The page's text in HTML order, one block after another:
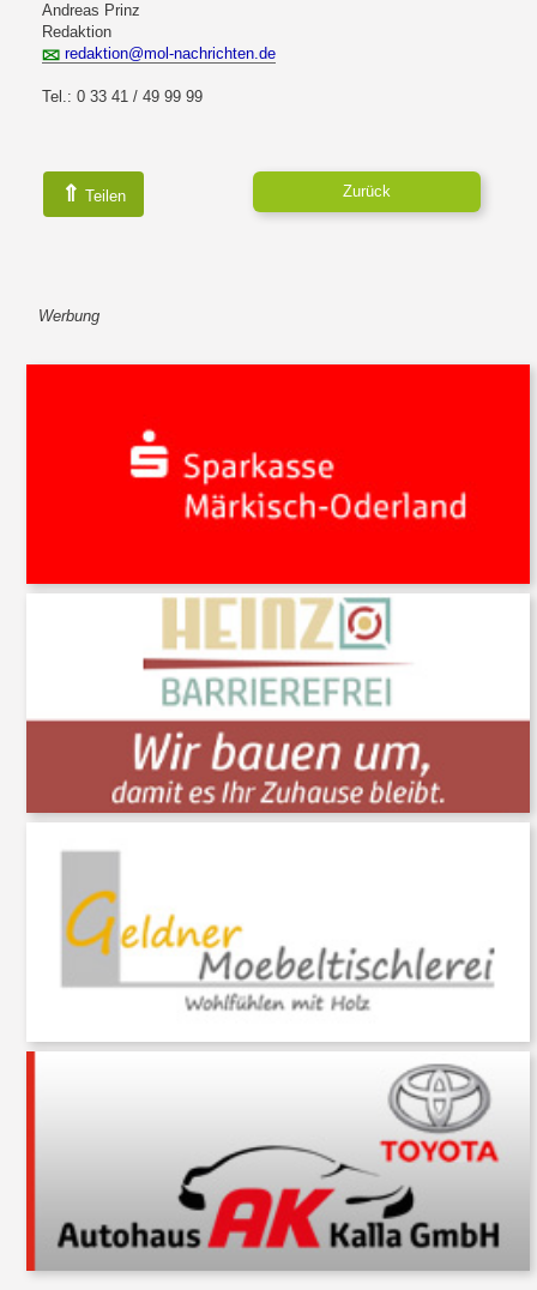
Andreas Prinz
Redaktion
redaktion@mol-nachrichten.de
Tel.: 0 33 41 / 49 99 99
⇑ Teilen Zurück
Werbung